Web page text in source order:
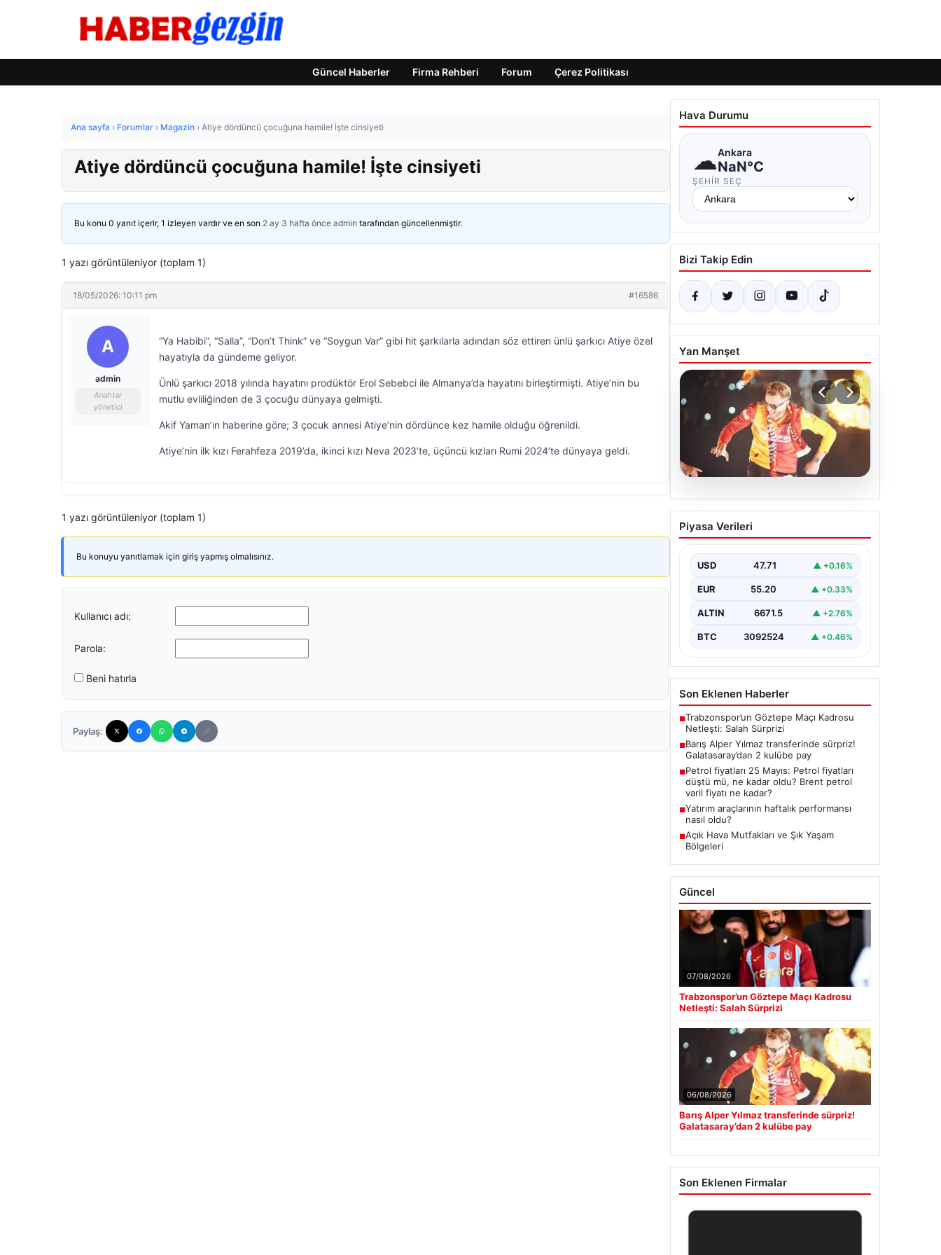
Güncel Haberler Firma Rehberi Forum Çerez Politikası
Ana sayfa › Forumlar › Magazin › Atiye dördüncü çocuğuna hamile! İşte cinsiyeti
Atiye dördüncü çocuğuna hamile! İşte cinsiyeti
Bu konu 0 yanıt içerir, 1 izleyen vardır ve en son 2 ay 3 hafta önce admin tarafından güncellenmiştir.
1 yazı görüntüleniyor (toplam 1)
18/05/2026: 10:11 pm #16586
A
admin
Anahtar
yönetici
“Ya Habibi”, “Salla”, “Don’t Think” ve “Soygun Var” gibi hit şarkılarla adından söz ettiren ünlü şarkıcı Atiye özel
hayatıyla da gündeme geliyor.
Ünlü şarkıcı 2018 yılında hayatını prodüktör Erol Sebebci ile Almanya’da hayatını birleştirmişti. Atiye’nin bu
mutlu evliliğinden de 3 çocuğu dünyaya gelmişti.
Akif Yaman’ın haberine göre; 3 çocuk annesi Atiye’nin dördünce kez hamile olduğu öğrenildi.
Atiye’nin ilk kızı Ferahfeza 2019’da, ikinci kızı Neva 2023’te, üçüncü kızları Rumi 2024’te dünyaya geldi.
1 yazı görüntüleniyor (toplam 1)
Bu konuyu yanıtlamak için giriş yapmış olmalısınız.
Kullanıcı adı:
Parola:
Beni hatırla
Paylaş:
Hava Durumu
☁Ankara
NaN°C
ŞEHIR SEÇ
Bizi Takip Edin
Yan Manşet
06.08.2026
Barış Alper Yılmaz
transferinde sürpriz!
pay
Piyasa Verileri
USD 47.71 ▲ +0.16%
EUR 55.20 ▲ +0.33%
ALTIN 6671.5 ▲ +2.76%
BTC 3092524 ▲ +0.46%
Son Eklenen Haberler
■Trabzonspor’un Göztepe Maçı Kadrosu
Netleşti: Salah Sürprizi
■Barış Alper Yılmaz transferinde sürpriz!
Galatasaray’dan 2 kulübe pay
■Petrol fiyatları 25 Mayıs: Petrol fiyatları
düştü mü, ne kadar oldu? Brent petrol
varil fiyatı ne kadar?
■Yatırım araçlarının haftalık performansı
nasıl oldu?
■Açık Hava Mutfakları ve Şık Yaşam
Bölgeleri
Güncel
07/08/2026
Trabzonspor’un Göztepe Maçı Kadrosu
Netleşti: Salah Sürprizi
06/08/2026
Barış Alper Yılmaz transferinde sürpriz!
Galatasaray’dan 2 kulübe pay
Son Eklenen Firmalar